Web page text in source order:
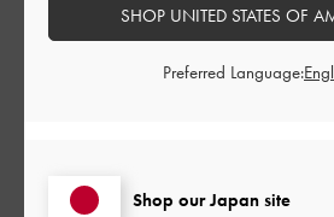
手持ちのものを買い替えたくて似たよ
な〜という印象は受けますが、問題な
Shop our Japan site
SHOP UNITED STATES OF
Preferred Language: